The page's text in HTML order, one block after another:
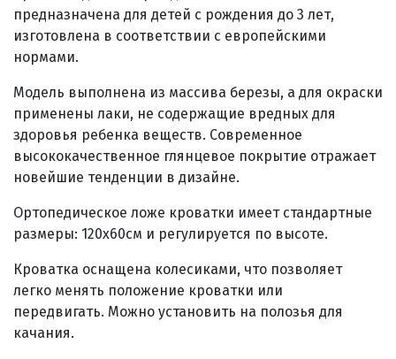
предназначена для детей с рождения до 3 лет,
изготовлена в соответствии с европейскими
нормами.
Модель выполнена из массива березы, а для окраски
применены лаки, не содержащие вредных для
здоровья ребенка веществ. Современное
высококачественное глянцевое покрытие отражает
новейшие тенденции в дизайне.
Ортопедическое ложе кроватки имеет стандартные
размеры: 120х60см и регулируется по высоте.
Кроватка оснащена колесиками, что позволяет
легко менять положение кроватки или
передвигать. Можно установить на полозья для
качания.